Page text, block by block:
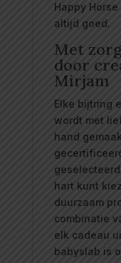
Happy
altijd goed.
Met
door
Mirjam
Elke bijtring
wordt met
hand
hart kunt
duurzaam
combinatie
elk cadeau
babyslab is